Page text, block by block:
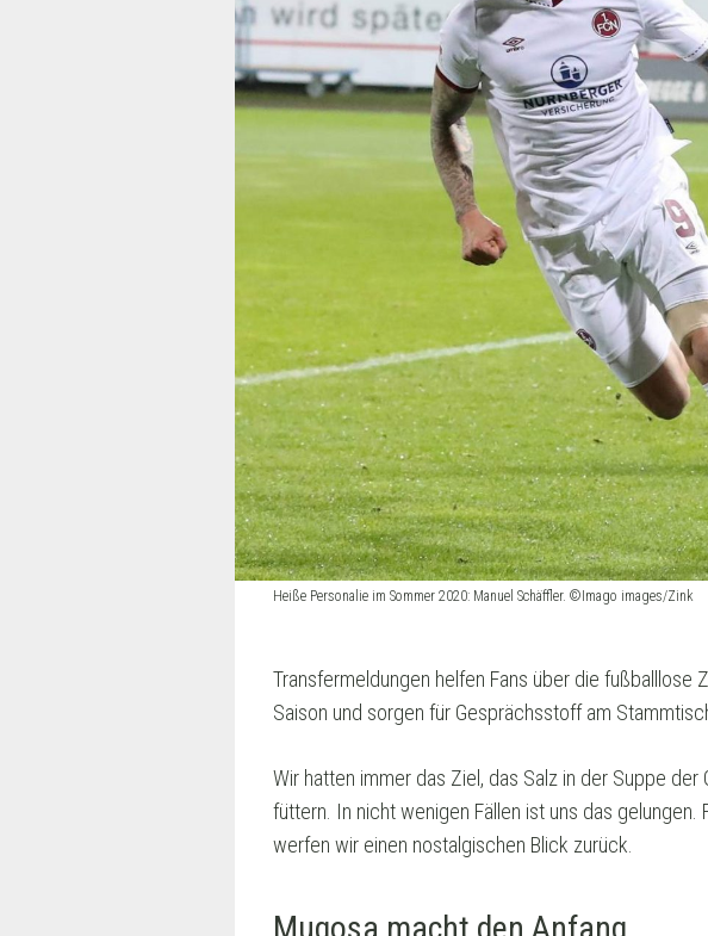
Heiße Personalie im Sommer 2020: Manuel Schäffler. ©Imago images/Zink
Transfermeldungen helfen Fans über die
Saison und sorgen für Gesprächsstoff am
Wir hatten immer das Ziel, das Salz in der Suppe
füttern. In nicht wenigen Fällen ist uns das
werfen wir einen nostalgischen Blick zurück.